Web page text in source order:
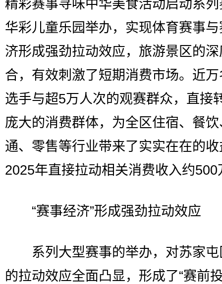
精彩赛事寻味中华美食活动启动系
华彩儿童乐园举办，实现体育赛事
济形成强劲拉动效应，旅游景区的
合，有效刺激了短期消费市场。近
选手与超5万人次的观赛群众，直接
庞大的消费群体，为全区住宿、餐
通、零售等行业带来了实实在在的
2025年直接拉动相关消费收入约500
“赛事经济”形成强劲拉动效应
系列大型赛事的举办，对苏家屯
的拉动效应全面凸显，形成了“赛前